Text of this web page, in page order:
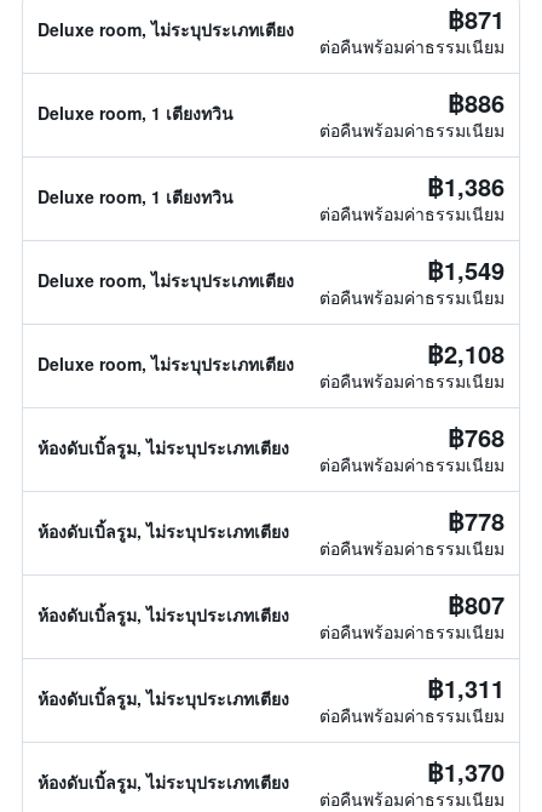
Deluxe room, ไม่ระบุประเภทเตียง ฿871
ต่อคืนพร้อมค่าธรรมเนียม
Deluxe room, 1 เตียงทวิน ฿886
ต่อคืนพร้อมค่าธรรมเนียม
Deluxe room, 1 เตียงทวิน ฿1,386
ต่อคืนพร้อมค่าธรรมเนียม
Deluxe room, ไม่ระบุประเภทเตียง ฿1,549
ต่อคืนพร้อมค่าธรรมเนียม
Deluxe room, ไม่ระบุประเภทเตียง ฿2,108
ต่อคืนพร้อมค่าธรรมเนียม
ห้องดับเบิ้ลรูม, ไม่ระบุประเภทเตียง ฿768
ต่อคืนพร้อมค่าธรรมเนียม
ห้องดับเบิ้ลรูม, ไม่ระบุประเภทเตียง ฿778
ต่อคืนพร้อมค่าธรรมเนียม
ห้องดับเบิ้ลรูม, ไม่ระบุประเภทเตียง ฿807
ต่อคืนพร้อมค่าธรรมเนียม
ห้องดับเบิ้ลรูม, ไม่ระบุประเภทเตียง ฿1,311
ต่อคืนพร้อมค่าธรรมเนียม
ห้องดับเบิ้ลรูม, ไม่ระบุประเภทเตียง ฿1,370
ต่อคืนพร้อมค่าธรรมเนียม